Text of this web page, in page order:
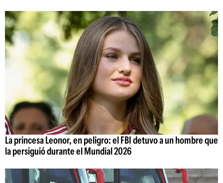
La princesa Leonor, en peligro: el FBI detuvo a un hombre que
la persiguió durante el Mundial 2026